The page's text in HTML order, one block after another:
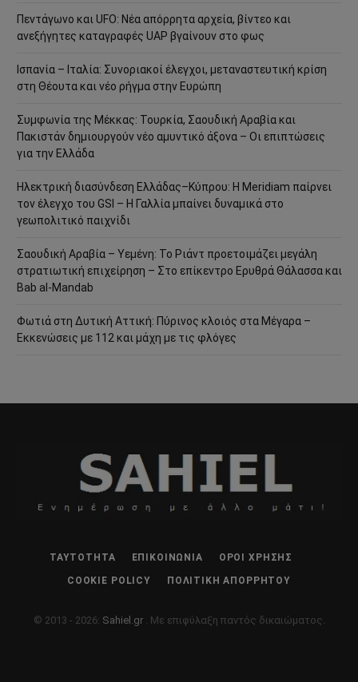
Πεντάγωνο και UFO: Νέα απόρρητα αρχεία, βίντεο και
ανεξήγητες καταγραφές UAP βγαίνουν στο φως
Ισπανία – Ιταλία: Συνοριακοί έλεγχοι, μεταναστευτική κρίση
στη Θέουτα και νέο ρήγμα στην Ευρώπη
Συμφωνία της Μέκκας: Τουρκία, Σαουδική Αραβία και
Πακιστάν δημιουργούν νέο αμυντικό άξονα – Οι επιπτώσεις
για την Ελλάδα
Ηλεκτρική διασύνδεση Ελλάδας–Κύπρου: Η Meridiam παίρνει
τον έλεγχο του GSI – Η Γαλλία μπαίνει δυναμικά στο
γεωπολιτικό παιχνίδι
Σαουδική Αραβία – Υεμένη: Το Ριάντ προετοιμάζει μεγάλη
στρατιωτική επιχείρηση – Στο επίκεντρο Ερυθρά Θάλασσα και
Bab al-Mandab
Φωτιά στη Δυτική Αττική: Πύρινος κλοιός στα Μέγαρα –
Εκκενώσεις με 112 και μάχη με τις φλόγες
ΤΑΥΤΌΤΗΤΑ ΕΠΙΚΟΙΝΩΝΊΑ ΌΡΟΙ ΧΡΉΣΗΣ
COOKIE POLICY ΠΟΛΙΤΙΚΉ ΑΠΟΡΡΉΤΟΥ
© 2013 - 2026: Sahiel.gr . Με επιφύλαξη παντός δικαιώματος.